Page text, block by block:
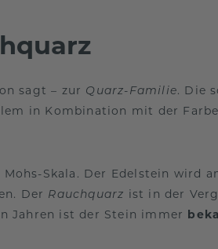
sagt – zur Quarz-Familie. Die
in Kombination mit der
Skala. Der Edelstein wird
Der Rauchquarz ist in der
Jahren ist der Stein immer